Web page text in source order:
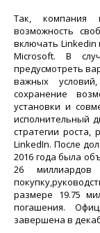
Так, компания
возможность
включать
Microsoft. В
предусмотреть
важных
сохранение
установки и
исполнительный
стратегии роста,
LinkedIn. После
2016 года была
26
размере 19.75
погашения.
завершена в